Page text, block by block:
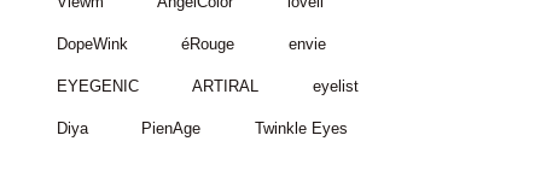
DopeWink éRouge envie
EYEGENIC ARTIRAL eyelist
Diya PienAge Twinkle Eyes